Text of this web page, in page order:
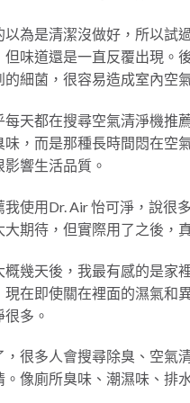
以為是清潔沒做好，所以試
但味道還是一直反覆出現。
的細菌，很容易造成室內空
每天都在搜尋空氣清淨機推
味，而是那種長時間悶在空
響生活品質。
我使用Dr. Air 怡可淨，說很
大期待，但實際用了之後，
概幾天後，我最有感的是家
現在即使關在裡面的濕氣和
多。
，很多人會搜尋除臭、空氣
。像廁所臭味、潮濕味、排